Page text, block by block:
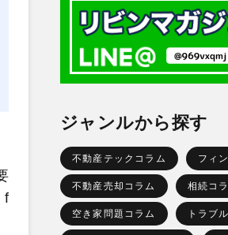
f
ジャンルから探す
不動産テックコラム フィ
不動産売却コラム 相続コ
空き家問題コラム トラブ